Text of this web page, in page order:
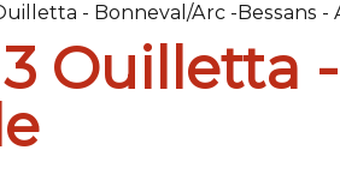
- Bonneval/Arc -Bessans -
Ouilletta